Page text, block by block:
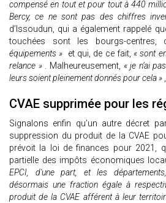
compensé en tout et pour tout à 440
Bercy, ce ne sont pas des chiffres
d’Issoudun, qui a également rappelé
touchées sont les bourgs-centres,
équipements » et qui, de ce fait, « sont
relance » . Malheureusement, « je n’ai
leurs soient pleinement donnés pour cela »
CVAE supprimée pour les
Signalons enfin qu’un autre décret
suppression du produit de la CVAE
prévoit la loi de finances pour 2021,
partielle des impôts économiques
EPCI, d'une part, et les
désormais une fraction égale à
produit de la CVAE afférent à leur